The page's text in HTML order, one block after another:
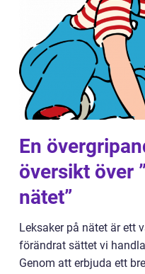
En
översikt över
nätet”
Leksaker på nätet är ett
förändrat sättet vi
Genom att erbjuda ett